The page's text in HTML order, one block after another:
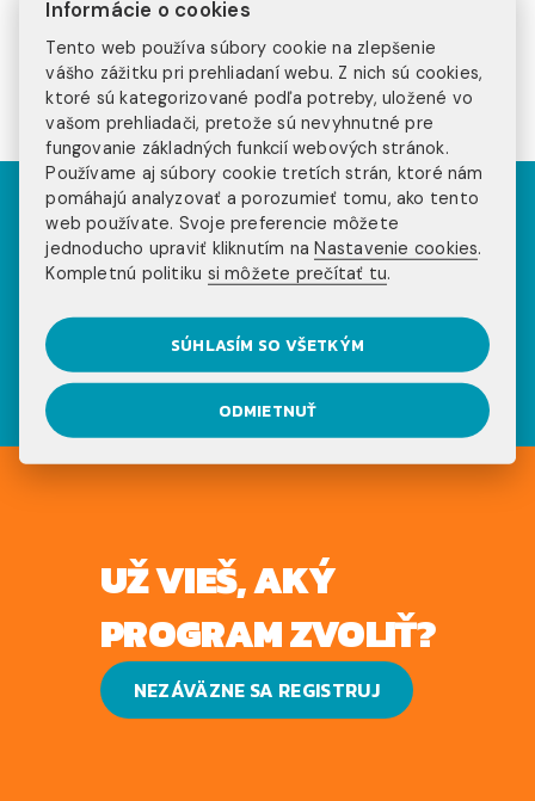
Ak sa ti rok v zahraničí zdá príliš dlhý, ale toto všetko
ťa láka, vyskúšaj si aspoň trojtýždňovéletné školy
ktoré ponúkajú naozaj
pestré a zaujímavé kurzy!
Pozri sa na príbehy
našich klientov na
sociálnych sieťach
UŽ VIEŠ, AKÝ
PROGRAM ZVOLIŤ?
NEZÁVÄZNE SA REGISTRUJ
Informácie o cookies
Tento web používa súbory cookie na zlepšenie
vášho zážitku pri prehliadaní webu. Z nich sú cookies,
ktoré sú kategorizované podľa potreby, uložené vo
vašom prehliadači, pretože sú nevyhnutné pre
fungovanie základných funkcií webových stránok.
Používame aj súbory cookie tretích strán, ktoré nám
pomáhajú analyzovať a porozumieť tomu, ako tento
web používate. Svoje preferencie môžete
jednoducho upraviť kliknutím naNastavenie cookies.
Kompletnú politiku si môžete prečítať tu.
SÚHLASÍM SO VŠETKÝM
ODMIETNUŤ